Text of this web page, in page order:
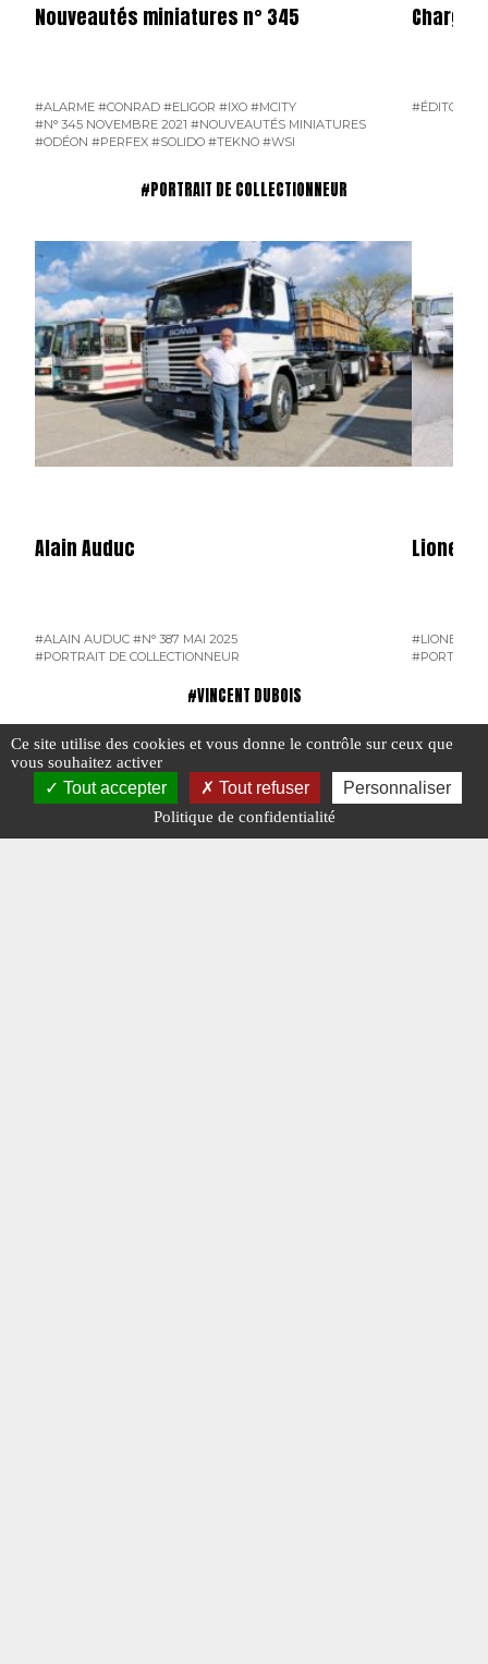
Nouveautés miniatures n° 345
#ALARME #CONRAD #ELIGOR #IXO #MCITY
#N° 345 NOVEMBRE 2021 #NOUVEAUTÉS MINIATURES
#ODÉON #PERFEX #SOLIDO #TEKNO #WSI
Charge
#ÉDITO
#PORTRAIT DE COLLECTIONNEUR
Alain Auduc
#ALAIN AUDUC #N° 387 MAI 2025
#PORTRAIT DE COLLECTIONNEUR
Lionel
#LIONEL
#PORTRAIT
#VINCENT DUBOIS
Ce site utilise des cookies et vous donne le contrôle sur ceux que
vous souhaitez activer
Tout accepter Tout refuser Personnaliser
Politique de confidentialité